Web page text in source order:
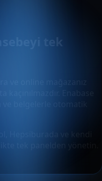
tek
ve online mağazanız
Enabase
ve belgelerle otomatik
Hepsiburada ve kendi
tek panelden yönetin.